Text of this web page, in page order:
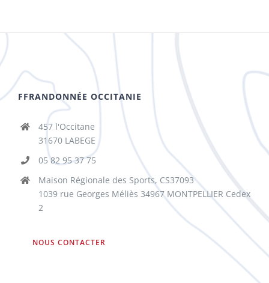
FFRANDONNÉE OCCITANIE
457 l'Occitane
31670 LABEGE
05 82 95 37 75
Maison Régionale des Sports, CS37093
1039 rue Georges Méliès 34967 MONTPELLIER Cedex
2
NOUS CONTACTER